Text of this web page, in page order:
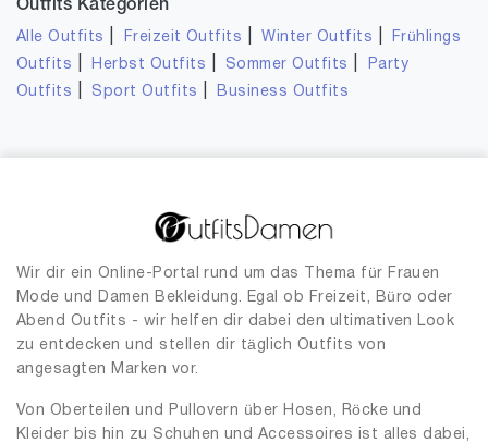
Outfits Kategorien
Alle Outfits Freizeit Outfits |Winter Outfits
Frühlings
Outfits
Herbst Outfits Sommer Outfits
Party
Outfits
Sport Outfits Business Outfits
Wir dir ein Online-Portal rund um das Thema für Frauen
Mode und Damen Bekleidung. Egal ob Freizeit, Büro oder
Abend Outfits - wir helfen dir dabei den ultimativen Look
zu entdecken und stellen dir täglich Outfits von
angesagten Marken vor.
Von Oberteilen und Pullovern über Hosen, Röcke und
Kleider bis hin zu Schuhen und Accessoires ist alles dabei,